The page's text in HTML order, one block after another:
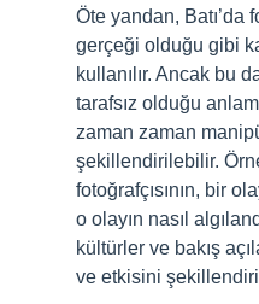
Öte yandan, Batı’da
gerçeği olduğu gibi
kullanılır. Ancak bu
tarafsız olduğu
zaman zaman
şekillendirilebilir.
fotoğrafçısının, bir
o olayın nasıl
kültürler ve bakış
ve etkisini